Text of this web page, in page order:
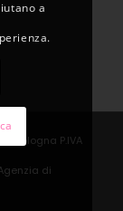
Bologna P.IVA
di
a